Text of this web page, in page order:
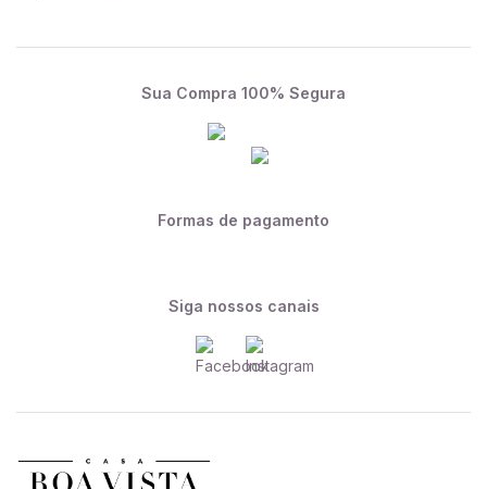
Sua Compra 100% Segura
Formas de pagamento
Siga nossos canais